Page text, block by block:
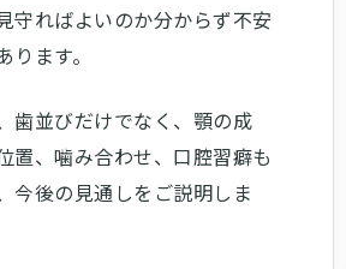
守ればよいのか分からず不安
ます。
歯並びだけでなく、顎の成
置、噛み合わせ、口腔習癖も
今後の見通しをご説明しま